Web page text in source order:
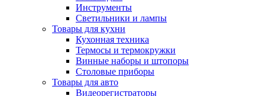
Инструменты
Светильники и лампы
Товары для кухни
Кухонная техника
Термосы и термокружки
Винные наборы и штопоры
Столовые приборы
Товары для авто
Видеорегистраторы